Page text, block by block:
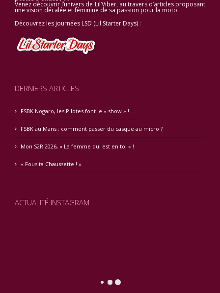
Venez découvrir l’univers de Lil’Viber, au travers d’articles proposant
une vision décalée et féminine de sa passion pour la moto.
Découvrez les journées LSD (Lil Starter Days) :
DERNIERS ARTICLES
FSBK Nogaro, les Pilotes font le « show » !
FSBK au Mans : comment passer du casque au micro ?
Mon S2R 2026, « La femme qui est en toi » !
« Fous ta Chaussette ! »
ACTUALITÉ INSTAGRAM